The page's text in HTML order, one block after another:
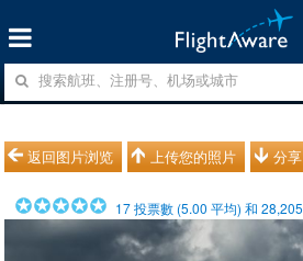
返回图片浏览 上传您的照片 分享
17投票數 (5.00 平均) 和28,205